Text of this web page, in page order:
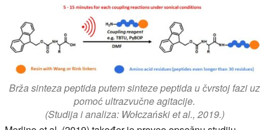
Brža sinteza peptida putem sinteze peptida u čvrstoj fazi uz
pomoć ultrazvučne agitacije.
(Studija i analiza: Wołczański et al., 2019.)